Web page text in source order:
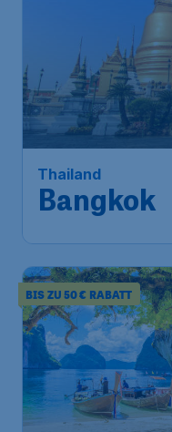
Thailand
Bangkok
BIS ZU 50 € RABATT